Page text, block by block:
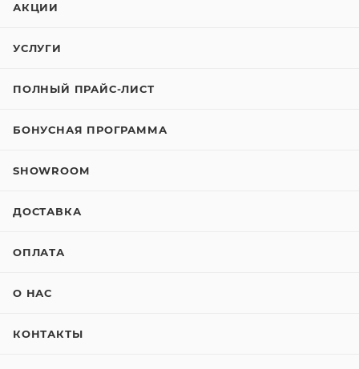
АКЦИИ
УСЛУГИ
ПОЛНЫЙ ПРАЙС-ЛИСТ
БОНУСНАЯ ПРОГРАММА
SHOWROOM
ДОСТАВКА
ОПЛАТА
О НАС
КОНТАКТЫ